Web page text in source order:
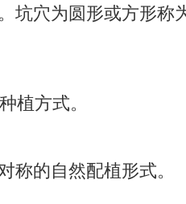
坑穴为圆形或方形称
植方式。
称的自然配植形式。